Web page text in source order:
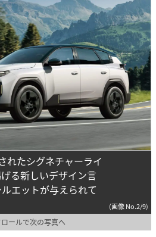
れたシグネチャーライ
る新しいデザイン言
エットが与えられて
(画像 No.2/9)
ールで次の写真へ